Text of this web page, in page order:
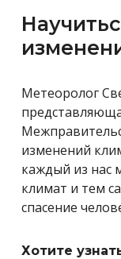
Метеоролог
изменений
каждый из нас
климат и тем
спасение
Хотите